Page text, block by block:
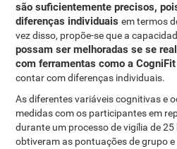
são suficientemente precisos,
diferenças individuaisem termos
vez disso, propõe-se que a
possam ser melhoradas se se
com ferramentas como a
contar com diferenças individuais.
As diferentes variáveis ​​cognitivas e
medidas com os participantes em
durante um processo de vigília de
obtiveram as pontuações de grupo